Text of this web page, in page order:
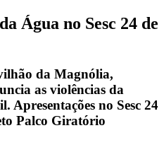
Água no Sesc 24 de
da Magnólia,
as violências da
Apresentações no Sesc 24
Palco Giratório